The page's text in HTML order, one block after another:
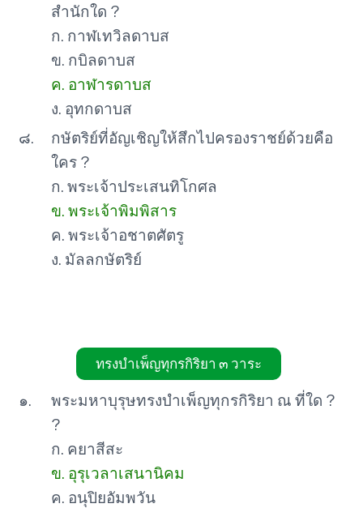
สำนักใด ?
ก. กาฬเทวิลดาบส
ข. กบิลดาบส
ค. อาฬารดาบส
ง. อุทกดาบส
๘.
กษัตริย์ที่อัญเชิญให้สึกไปครองราชย์ด้วยคือ
ใคร ?
ก. พระเจ้าประเสนทิโกศล
ข. พระเจ้าพิมพิสาร
ค. พระเจ้าอชาตศัตรู
ง. มัลลกษัตริย์
ทรงบำเพ็ญทุกรกิริยา ๓ วาระ
๑.
พระมหาบุรุษทรงบำเพ็ญทุกรกิริยา ณ ที่ใด ?
?
ก. คยาสีสะ
ข. อุรุเวลาเสนานิคม
ค. อนุปิยอัมพวัน